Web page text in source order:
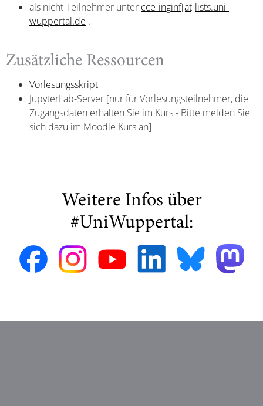
als nicht-Teilnehmer unter cce-inginf[at]lists.uni-
wuppertal.de .
Zusätzliche Ressourcen
Vorlesungsskript
JupyterLab-Server [nur für Vorlesungsteilnehmer, die
Zugangsdaten erhalten Sie im Kurs - Bitte melden Sie
sich dazu im Moodle Kurs an]
Weitere Infos über
#UniWuppertal: